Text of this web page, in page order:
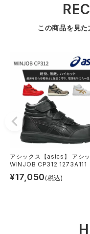
この商品を見
アシックス【asics】 アシ
WINJOB CP312 1273A111
¥17,050(税込)